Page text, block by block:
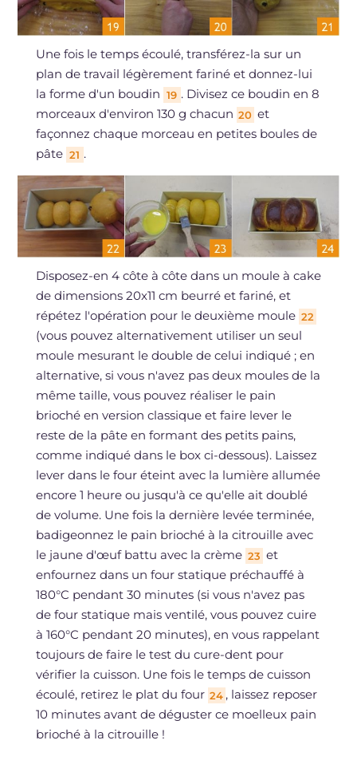
Une fois le temps écoulé, transférez-la sur un
plan de travail légèrement fariné et donnez-lui
la forme d'un boudin 19 . Divisez ce boudin en 8
morceaux d'environ 130 g chacun 20 et
façonnez chaque morceau en petites boules de
pâte 21 .
Disposez-en 4 côte à côte dans un moule à cake
de dimensions 20x11 cm beurré et fariné, et
répétez l'opération pour le deuxième moule 22
(vous pouvez alternativement utiliser un seul
moule mesurant le double de celui indiqué ; en
alternative, si vous n'avez pas deux moules de la
même taille, vous pouvez réaliser le pain
brioché en version classique et faire lever le
reste de la pâte en formant des petits pains,
comme indiqué dans le box ci-dessous). Laissez
lever dans le four éteint avec la lumière allumée
encore 1 heure ou jusqu'à ce qu'elle ait doublé
de volume. Une fois la dernière levée terminée,
badigeonnez le pain brioché à la citrouille avec
le jaune d'œuf battu avec la crème 23 et
enfournez dans un four statique préchauffé à
180°C pendant 30 minutes (si vous n'avez pas
de four statique mais ventilé, vous pouvez cuire
à 160°C pendant 20 minutes), en vous rappelant
toujours de faire le test du cure-dent pour
vérifier la cuisson. Une fois le temps de cuisson
écoulé, retirez le plat du four 24 , laissez reposer
10 minutes avant de déguster ce moelleux pain
brioché à la citrouille !